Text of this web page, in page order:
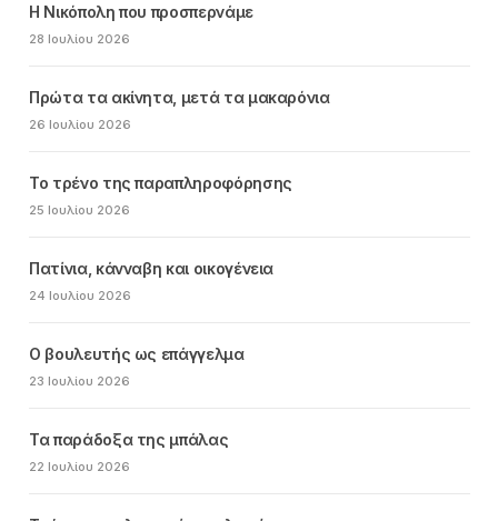
Η Νικόπολη που προσπερνάμε
28 Ιουλίου 2026
Πρώτα τα ακίνητα, μετά τα μακαρόνια
26 Ιουλίου 2026
Το τρένο της παραπληροφόρησης
25 Ιουλίου 2026
Πατίνια, κάνναβη και οικογένεια
24 Ιουλίου 2026
Ο βουλευτής ως επάγγελμα
23 Ιουλίου 2026
Τα παράδοξα της μπάλας
22 Ιουλίου 2026